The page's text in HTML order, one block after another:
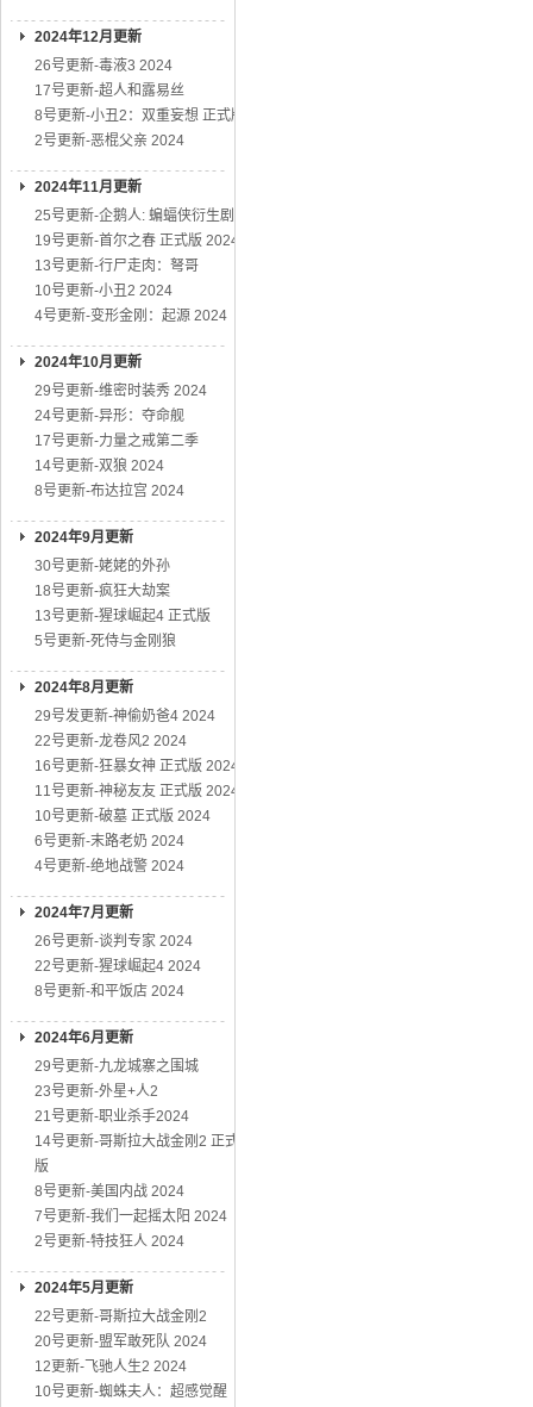
2024年12月更新
26号更新-毒液3 2024
17号更新-超人和露易丝
8号更新-小丑2：双重妄想 正式版
2号更新-恶棍父亲 2024
2024年11月更新
25号更新-企鹅人: 蝙蝠侠衍生剧
19号更新-首尔之春 正式版 2024
13号更新-行尸走肉：弩哥
10号更新-小丑2 2024
4号更新-变形金刚：起源 2024
2024年10月更新
29号更新-维密时装秀 2024
24号更新-异形：夺命舰
17号更新-力量之戒第二季
14号更新-双狼 2024
8号更新-布达拉宫 2024
2024年9月更新
30号更新-姥姥的外孙
18号更新-疯狂大劫案
13号更新-猩球崛起4 正式版
5号更新-死侍与金刚狼
2024年8月更新
29号发更新-神偷奶爸4 2024
22号更新-龙卷风2 2024
16号更新-狂暴女神 正式版 2024
11号更新-神秘友友 正式版 2024
10号更新-破墓 正式版 2024
6号更新-末路老奶 2024
4号更新-绝地战警 2024
2024年7月更新
26号更新-谈判专家 2024
22号更新-猩球崛起4 2024
8号更新-和平饭店 2024
2024年6月更新
29号更新-九龙城寨之围城
23号更新-外星+人2
21号更新-职业杀手2024
14号更新-哥斯拉大战金刚2 正式
版
8号更新-美国内战 2024
7号更新-我们一起摇太阳 2024
2号更新-特技狂人 2024
2024年5月更新
22号更新-哥斯拉大战金刚2
20号更新-盟军敢死队 2024
12更新-飞驰人生2 2024
10号更新-蜘蛛夫人：超感觉醒